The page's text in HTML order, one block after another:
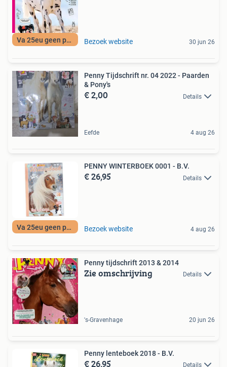
Va 25eu geen porto Bezoek website 30 jun 26
Penny Tijdschrift nr. 04 2022 - Paarden
& Pony's
€ 2,00 Details
Eefde 4 aug 26
Va 25eu geen porto
PENNY WINTERBOEK 0001 - B.V.
€ 26,95 Details
Bezoek website 4 aug 26
Penny tijdschrift 2013 & 2014
Zie omschrijving Details
's-Gravenhage 20 jun 26
Penny lenteboek 2018 - B.V.
€ 26,95 Details